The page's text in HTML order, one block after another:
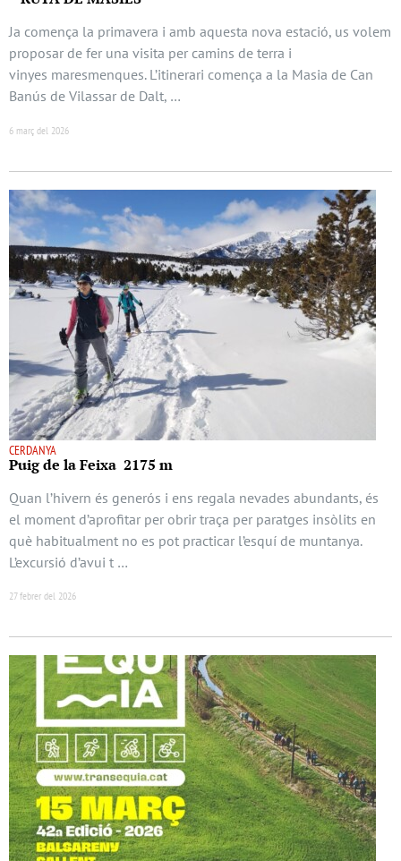
Ja comença la primavera i amb aquesta nova estació, us volem
proposar de fer una visita per camins de terra i
vinyes maresmenques. L’itinerari comença a la Masia de Can
Banús de Vilassar de Dalt, …
6 març del 2026
CERDANYA
Puig de la Feixa 2175 m
Quan l’hivern és generós i ens regala nevades abundants, és
el moment d’aprofitar per obrir traça per paratges insòlits en
què habitualment no es pot practicar l’esquí de muntanya.
L’excursió d’avui t …
27 febrer del 2026